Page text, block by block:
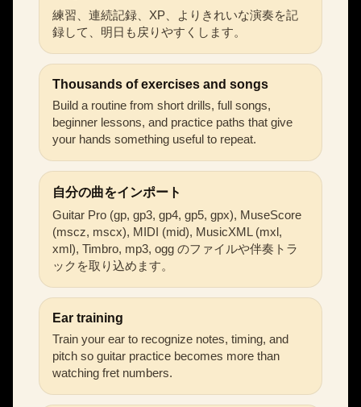
練習、連続記録、XP、よりきれいな演奏を記
録して、明日も戻りやすくします。
Thousands of exercises and songs
Build a routine from short drills, full songs,
beginner lessons, and practice paths that give
your hands something useful to repeat.
自分の曲をインポート
Guitar Pro (gp, gp3, gp4, gp5, gpx), MuseScore
(mscz, mscx), MIDI (mid), MusicXML (mxl,
xml), Timbro, mp3, ogg のファイルや伴奏トラ
ックを取り込めます。
Ear training
Train your ear to recognize notes, timing, and
pitch so guitar practice becomes more than
watching fret numbers.